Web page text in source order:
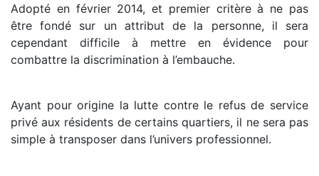
Adopté en février 2014, et premier critère à ne pas
être fondé sur un attribut de la personne, il sera
cependant difficile à mettre en évidence pour
combattre la discrimination à l’embauche.
Ayant pour origine la lutte contre le refus de service
privé aux résidents de certains quartiers, il ne sera pas
simple à transposer dans l’univers professionnel.